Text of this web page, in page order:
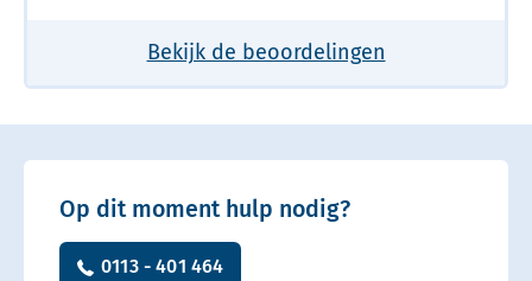
Bekijk de beoordelingen
Op dit moment hulp nodig?
0113 - 401 464